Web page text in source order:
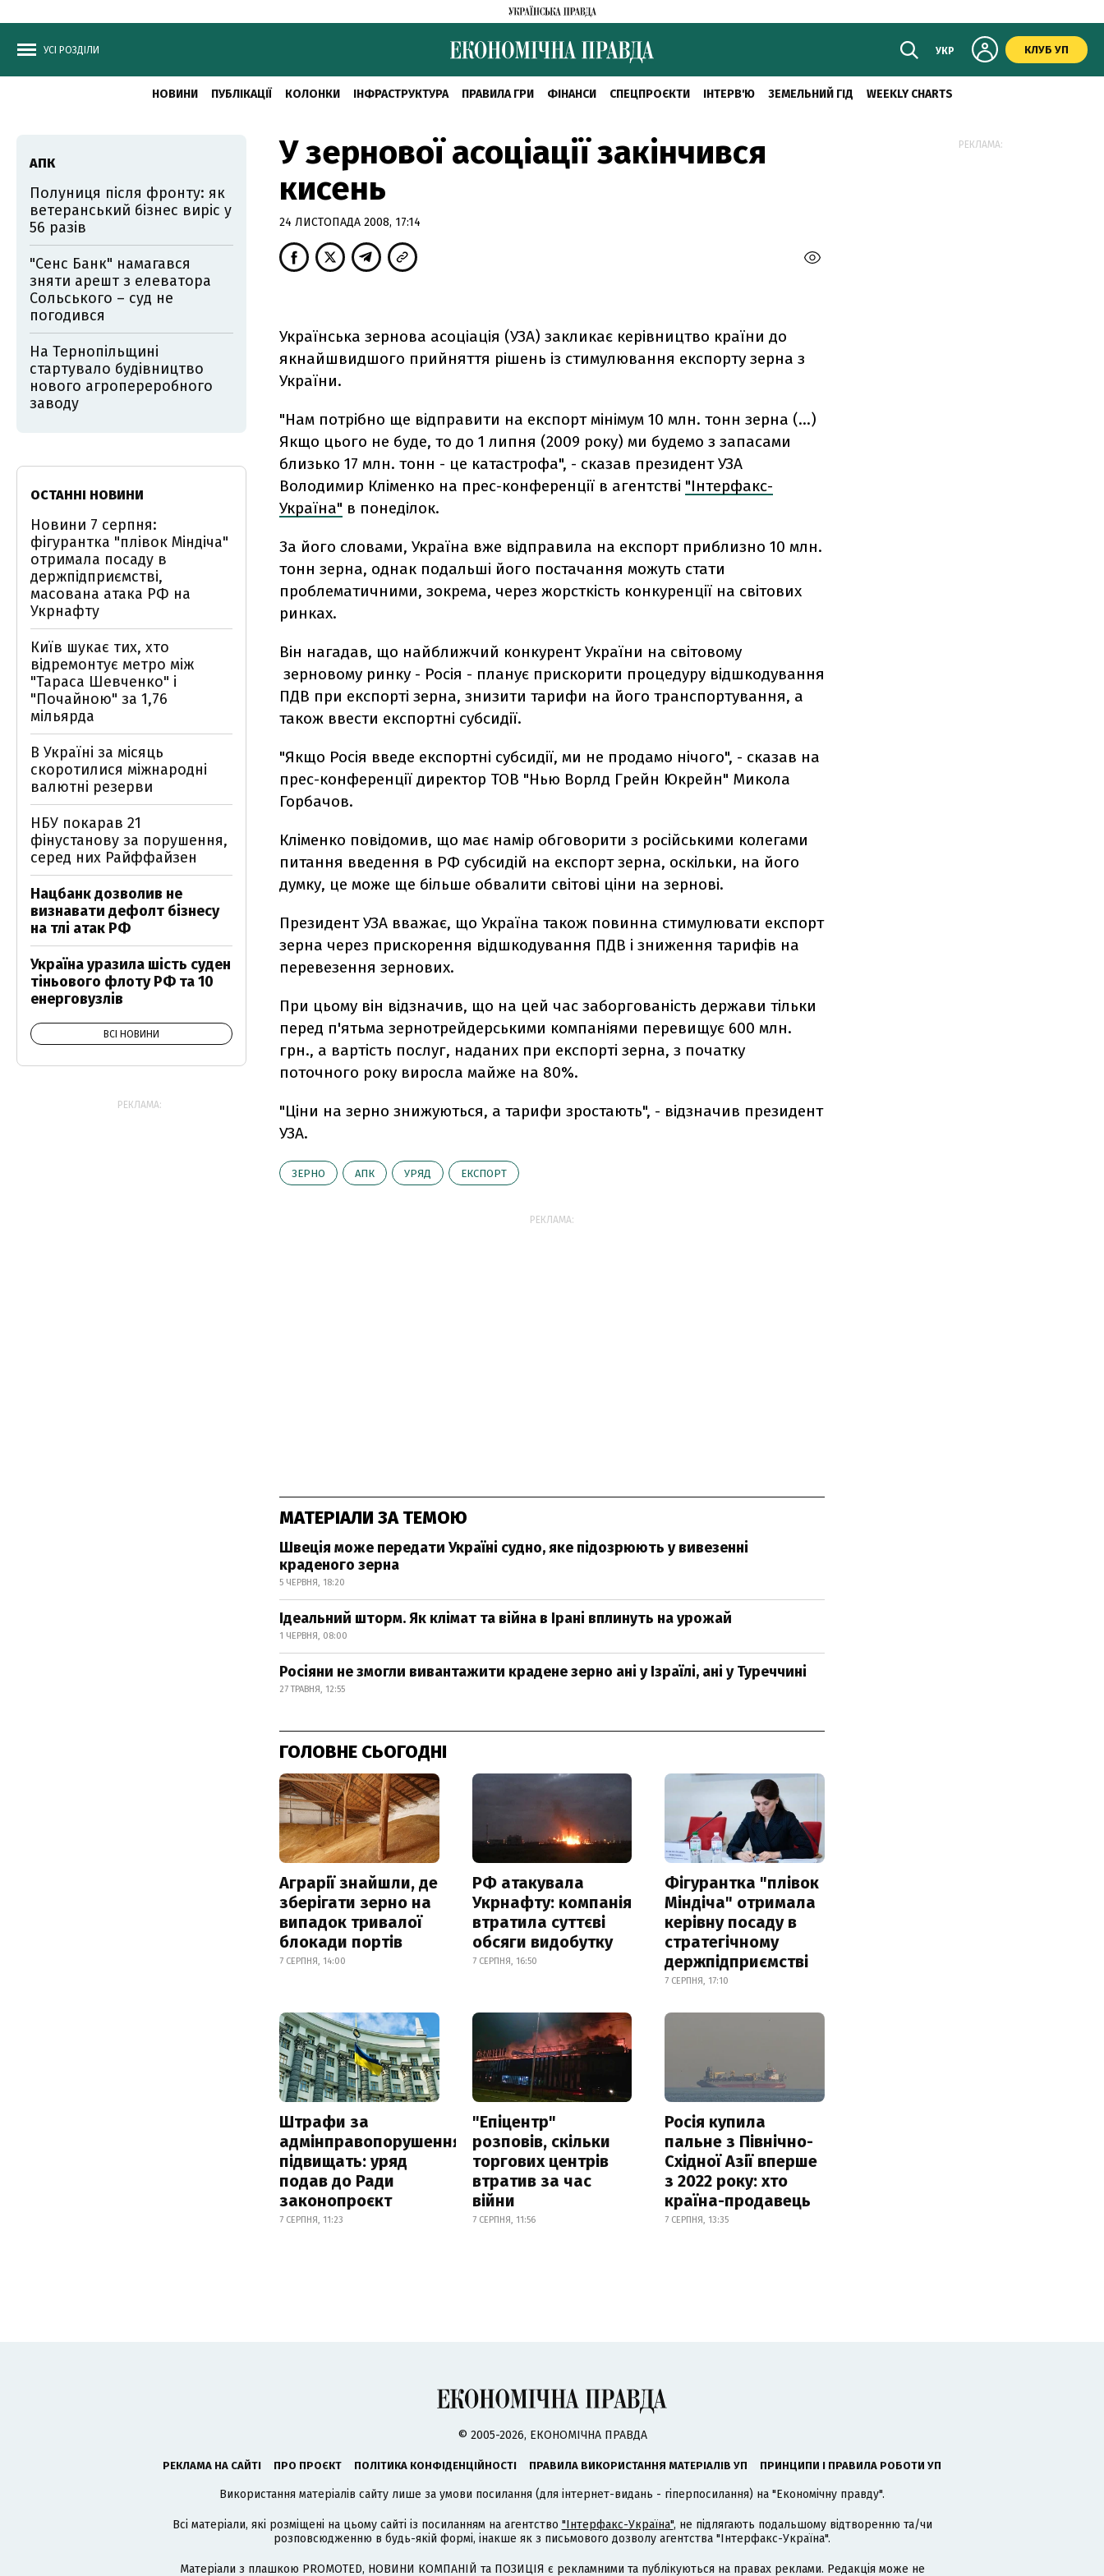
УСІ РОЗДІЛИ УКР КЛУБ УП
НОВИНИ ПУБЛІКАЦІЇ КОЛОНКИ ІНФРАСТРУКТУРА ПРАВИЛА ГРИ ФІНАНСИ СПЕЦПРОЄКТИ ІНТЕРВ'Ю ЗЕМЕЛЬНИЙ ГІД WEEKLY CHARTS
У зернової асоціації закінчився
кисень
24 ЛИСТОПАДА 2008, 17:14
Українська зернова асоціація (УЗА) закликає керівництво країни до
якнайшвидшого прийняття рішень із стимулювання експорту зерна з
України.
"Нам потрібно ще відправити на експорт мінімум 10 млн. тонн зерна (...)
Якщо цього не буде, то до 1 липня (2009 року) ми будемо з запасами
близько 17 млн. тонн - це катастрофа", - сказав президент УЗА
Володимир Кліменко на прес-конференції в агентстві "Інтерфакс-
Україна" в понеділок.
За його словами, Україна вже відправила на експорт приблизно 10 млн.
тонн зерна, однак подальші його постачання можуть стати
проблематичними, зокрема, через жорсткість конкуренції на світових
ринках.
Він нагадав, що найближчий конкурент України на світовому
зерновому ринку - Росія - планує прискорити процедуру відшкодування
ПДВ при експорті зерна, знизити тарифи на його транспортування, а
також ввести експортні субсидії.
"Якщо Росія введе експортні субсидії, ми не продамо нічого", - сказав на
прес-конференції директор ТОВ "Нью Ворлд Грейн Юкрейн" Микола
Горбачов.
Кліменко повідомив, що має намір обговорити з російськими колегами
питання введення в РФ субсидій на експорт зерна, оскільки, на його
думку, це може ще більше обвалити світові ціни на зернові.
Президент УЗА вважає, що Україна також повинна стимулювати експорт
зерна через прискорення відшкодування ПДВ і зниження тарифів на
перевезення зернових.
При цьому він відзначив, що на цей час заборгованість держави тільки
перед п'ятьма зернотрейдерськими компаніями перевищує 600 млн.
грн., а вартість послуг, наданих при експорті зерна, з початку
поточного року виросла майже на 80%.
"Ціни на зерно знижуються, а тарифи зростають", - відзначив президент
УЗА.
ЗЕРНО АПК УРЯД ЕКСПОРТ
РЕКЛАМА:
МАТЕРІАЛИ ЗА ТЕМОЮ
Швеція може передати Україні судно, яке підозрюють у вивезенні
краденого зерна
5 ЧЕРВНЯ, 18:20
Ідеальний шторм. Як клімат та війна в Ірані вплинуть на урожай
1 ЧЕРВНЯ, 08:00
Росіяни не змогли вивантажити крадене зерно ані у Ізраїлі, ані у Туреччині
27 ТРАВНЯ, 12:55
ГОЛОВНЕ СЬОГОДНІ
Аграрії знайшли, де
зберігати зерно на
випадок тривалої
блокади портів
7 СЕРПНЯ, 14:00
РФ атакувала
Укрнафту: компанія
втратила суттєві
обсяги видобутку
7 СЕРПНЯ, 16:50
Фігурантка "плівок
Міндіча" отримала
керівну посаду в
стратегічному
держпідприємстві
7 СЕРПНЯ, 17:10
Штрафи за
адмінправопорушення
підвищать: уряд
подав до Ради
законопроєкт
7 СЕРПНЯ, 11:23
"Епіцентр"
розповів, скільки
торгових центрів
втратив за час
війни
7 СЕРПНЯ, 11:56
Росія купила
пальне з Північно-
Східної Азії вперше
з 2022 року: хто
країна-продавець
7 СЕРПНЯ, 13:35
АПК
Полуниця після фронту: як
ветеранський бізнес виріс у
56 разів
"Сенс Банк" намагався
зняти арешт з елеватора
Сольського – суд не
погодився
На Тернопільщині
стартувало будівництво
нового агропереробного
заводу
ОСТАННІ НОВИНИ
Новини 7 серпня:
фігурантка "плівок Міндіча"
отримала посаду в
держпідприємстві,
масована атака РФ на
Укрнафту
Київ шукає тих, хто
відремонтує метро між
"Тараса Шевченко" і
"Почайною" за 1,76
мільярда
В Україні за місяць
скоротилися міжнародні
валютні резерви
НБУ покарав 21
фінустанову за порушення,
серед них Райффайзен
Нацбанк дозволив не
визнавати дефолт бізнесу
на тлі атак РФ
Україна уразила шість суден
тіньового флоту РФ та 10
енерговузлів
ВСІ НОВИНИ
РЕКЛАМА:
РЕКЛАМА:
© 2005-2026, ЕКОНОМІЧНА ПРАВДА
РЕКЛАМА НА САЙТІ ПРО ПРОЄКТ ПОЛІТИКА КОНФІДЕНЦІЙНОСТІ ПРАВИЛА ВИКОРИСТАННЯ МАТЕРІАЛІВ УП ПРИНЦИПИ І ПРАВИЛА РОБОТИ УП
Використання матеріалів сайту лише за умови посилання (для інтернет-видань - гіперпосилання) на "Економічну правду".
Всі матеріали, які розміщені на цьому сайті із посиланням на агентство "Інтерфакс-Україна", не підлягають подальшому відтворенню та/чи
розповсюдженню в будь-якій формі, інакше як з письмового дозволу агентства "Інтерфакс-Україна".
Матеріали з плашкою PROMOTED, НОВИНИ КОМПАНІЙ та ПОЗИЦІЯ є рекламними та публікуються на правах реклами. Редакція може не